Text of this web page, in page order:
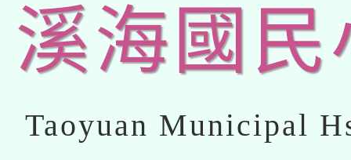
溪海國民
Taoyuan Municipal